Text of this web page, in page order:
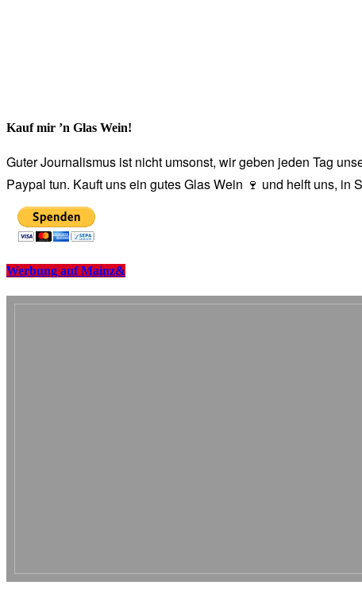
Kauf mir ’n Glas Wein!
Guter Journalismus ist nicht umsonst, wir geben jeden Tag
Paypal tun. Kauft uns ein gutes Glas Wein 🍷 und helft uns, in
Werbung auf Mainz&